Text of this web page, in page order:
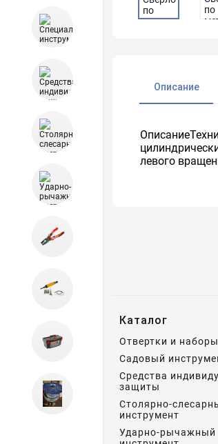
Описание
левого
Каталог
Отвертки и
Садовый
Средства
защиты
Столярно-
инструмент
Ударно-рычажный